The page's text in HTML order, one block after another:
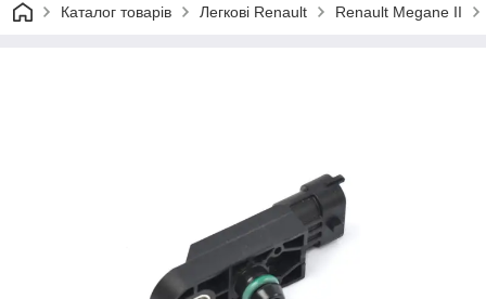
Каталог товарів Легкові Renault Renault Megane II